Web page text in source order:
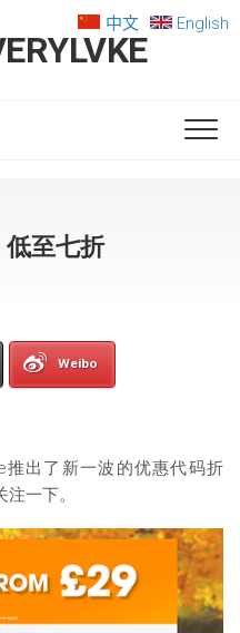
中文 English
至七折
Weibo
推出了新一波的优惠代码折
一下。